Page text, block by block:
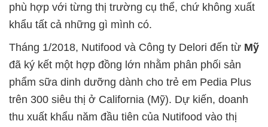
phù hợp với từng thị trường cụ thể, chứ không xuất
khẩu tất cả những gì mình có.
Tháng 1/2018, Nutifood và Công ty Delori đến từ Mỹ
đã ký kết một hợp đồng lớn nhằm phân phối sản
phẩm sữa dinh dưỡng dành cho trẻ em Pedia Plus
trên 300 siêu thị ở California (Mỹ). Dự kiến, doanh
thu xuất khẩu năm đầu tiên của Nutifood vào thị